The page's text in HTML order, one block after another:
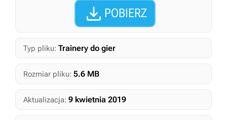
 POBIERZ
Typ pliku: Trainery do gier
Rozmiar pliku: 5.6 MB
Aktualizacja: 9 kwietnia 2019